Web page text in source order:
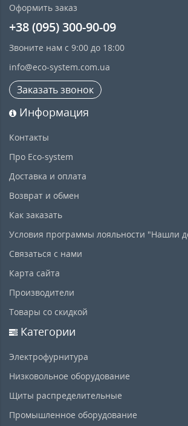
Оформить заказ
+38 (095) 300-90-09
Звоните нам с 9:00 до 18:00
info@eco-system.com.ua
Заказать звонок
Информация
Контакты
Про Eco-system
Доставка и оплата
Возврат и обмен
Как заказать
Условия программы лояльности "Нашли
Связаться с нами
Карта сайта
Производители
Товары со скидкой
Категории
Электрофурнитура
Низковольное оборудование
Щиты распределительные
Промышленное оборудование